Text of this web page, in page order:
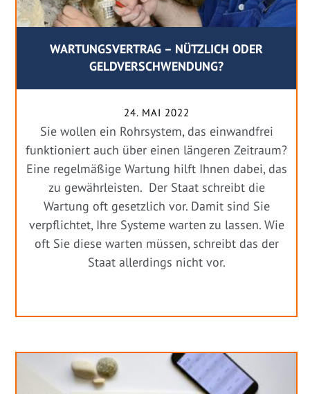
WARTUNGSVERTRAG – NÜTZLICH ODER
GELDVERSCHWENDUNG?
24. MAI 2022
Sie wollen ein Rohrsystem, das einwandfrei
funktioniert auch über einen längeren Zeitraum?
Eine regelmäßige Wartung hilft Ihnen dabei, das
zu gewährleisten. Der Staat schreibt die
Wartung oft gesetzlich vor. Damit sind Sie
verpflichtet, Ihre Systeme warten zu lassen. Wie
oft Sie diese warten müssen, schreibt das der
Staat allerdings nicht vor.